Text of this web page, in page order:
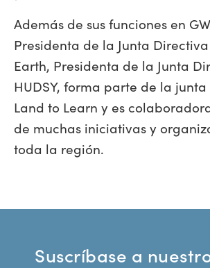
Además de sus funciones en
Presidenta de la Junta
Earth, Presidenta de la Junta
HUDSY, forma parte de la
Land to Learn y es
de muchas iniciativas y
toda la región.
Suscríbase a